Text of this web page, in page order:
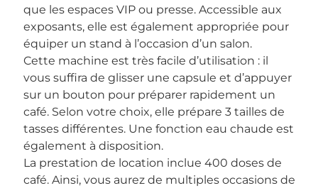
que les espaces VIP ou presse. Accessible aux
exposants, elle est également appropriée pour
équiper un stand à l’occasion d’un salon.
Cette machine est très facile d’utilisation : il
vous suffira de glisser une capsule et d’appuyer
sur un bouton pour préparer rapidement un
café. Selon votre choix, elle prépare 3 tailles de
tasses différentes. Une fonction eau chaude est
également à disposition.
La prestation de location inclue 400 doses de
café. Ainsi, vous aurez de multiples occasions de